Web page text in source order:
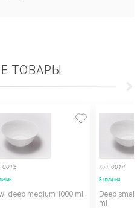
ТОВАРЫ
0015
deep medium 1000 ml
Код: 0014
В наличии
Deep small
ml